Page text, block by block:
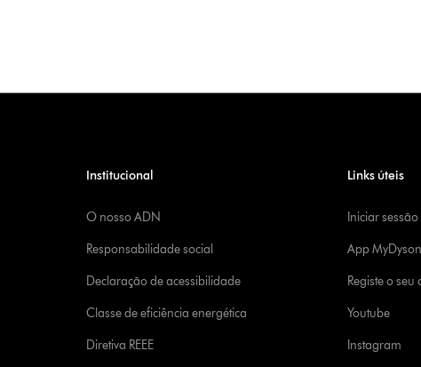
Institucional
O nosso ADN
Responsabilidade social
Declaração de acessibilidade
Classe de eficiência energética
Diretiva REEE
Links úteis
Iniciar sessão
App
Registe o
Youtube
Instagram